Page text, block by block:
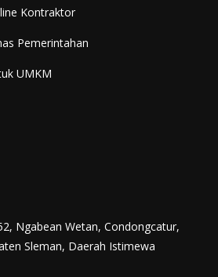
Kontraktor
Pemerintahan
UMKM
Ngabean Wetan, Condongcatur,
Sleman, Daerah Istimewa